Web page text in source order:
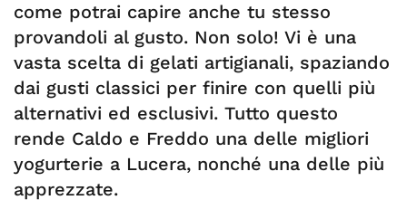
come potrai capire anche tu stesso
provandoli al gusto. Non solo! Vi è una
vasta scelta di gelati artigianali, spaziando
dai gusti classici per finire con quelli più
alternativi ed esclusivi. Tutto questo
rende Caldo e Freddo una delle migliori
yogurterie a Lucera, nonché una delle più
apprezzate.